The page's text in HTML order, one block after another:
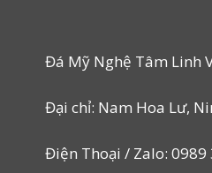
Đá Mỹ Nghệ Tâm Linh
Đại chỉ: Nam Hoa Lư,
Điện Thoại / Zalo: 0989